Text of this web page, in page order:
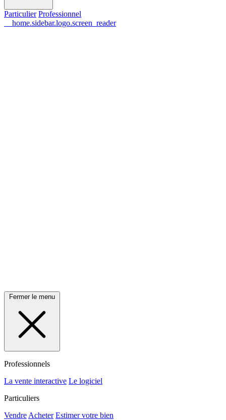
Particulier Professionnel
__home.sidebar.logo.screen_reader
Fermer le menu
Professionnels
La vente interactive Le logiciel
Particuliers
Vendre Acheter Estimer votre bien